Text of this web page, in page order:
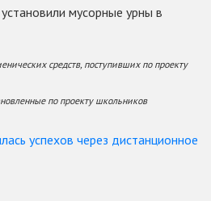
мусорные урны в
средств, поступивших по проекту
по проекту школьников
успехов через дистанционное